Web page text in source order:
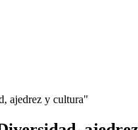
ajedrez y cultura"